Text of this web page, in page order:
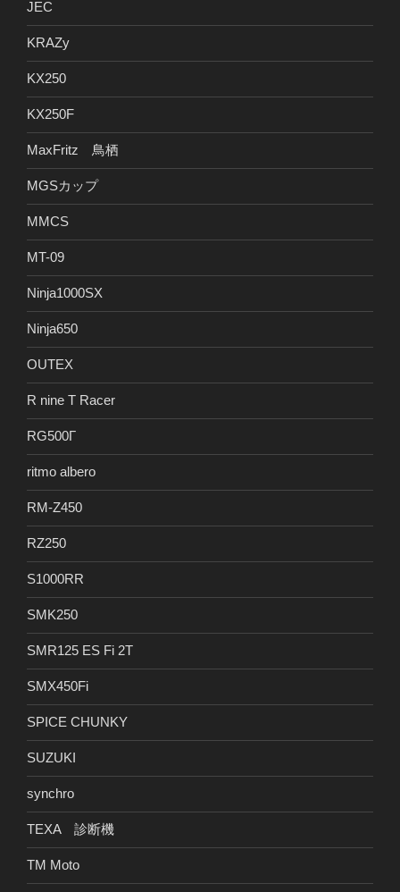
JEC
KRAZy
KX250
KX250F
MaxFritz 鳥栖
MGSカップ
MMCS
MT-09
Ninja1000SX
Ninja650
OUTEX
R nine T Racer
RG500Γ
ritmo albero
RM-Z450
RZ250
S1000RR
SMK250
SMR125 ES Fi 2T
SMX450Fi
SPICE CHUNKY
SUZUKI
synchro
TEXA 診断機
TM Moto